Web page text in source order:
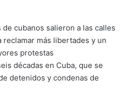
de cubanos salieron a las calles
reclamar más libertades y un
protestas
décadas en Cuba, que se
detenidos y condenas de